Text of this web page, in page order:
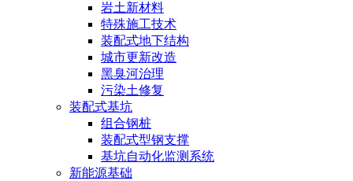
岩土新材料
特殊施工技术
装配式地下结构
城市更新改造
黑臭河治理
污染土修复
装配式基坑
组合钢桩
装配式型钢支撑
基坑自动化监测系统
新能源基础